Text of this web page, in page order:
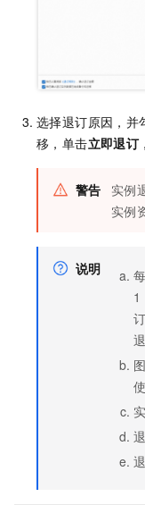
选择退订原因，并
移，单击立即退订
警告
实例
实例
说明
1